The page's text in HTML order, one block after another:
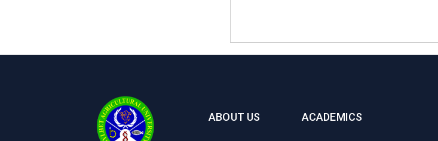
ABOUT US ACADEMICS